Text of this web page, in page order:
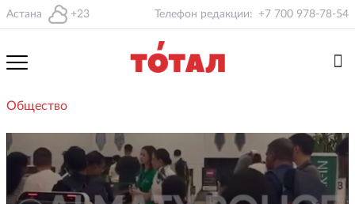
Астана +23 Телефон редакции: +7 700 978-78-54
Общество